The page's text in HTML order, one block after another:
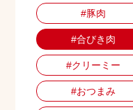
#豚肉
#合びき肉
#クリーミー
#おつまみ